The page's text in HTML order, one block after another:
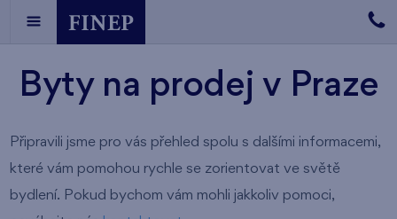
Byty na prodej v Praze
Připravili jsme pro vás přehled spolu s dalšími informacemi,
které vám pomohou rychle se zorientovat ve světě
bydlení. Pokud bychom vám mohli jakkoliv pomoci,